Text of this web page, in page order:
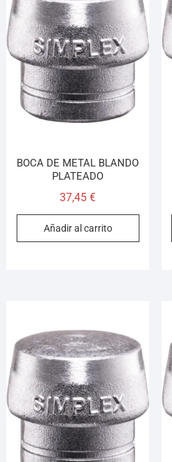
BOCA DE METAL BLANDO
PLATEADO
37,45€
Añadir al carrito